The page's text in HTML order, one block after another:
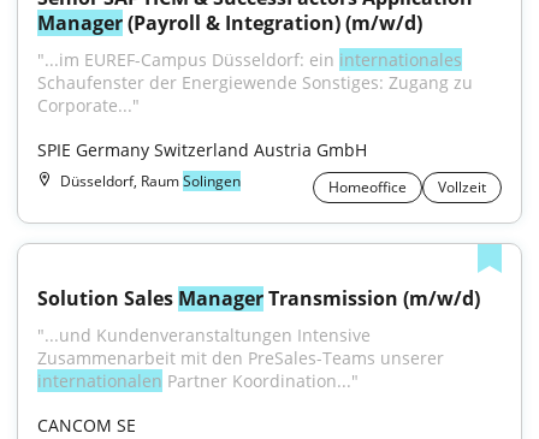
Manager (Payroll & Integration) (m/w/d)
"...im EUREF-Campus Düsseldorf: ein internationales
Schaufenster der Energiewende Sonstiges: Zugang zu
Corporate..."
SPIE Germany Switzerland Austria GmbH
Düsseldorf, RaumSolingen Homeoffice Vollzeit
Solution Sales Manager Transmission (m/w/d)
"...und Kundenveranstaltungen Intensive
internationalen Partner Koordination..."
CANCOM SE